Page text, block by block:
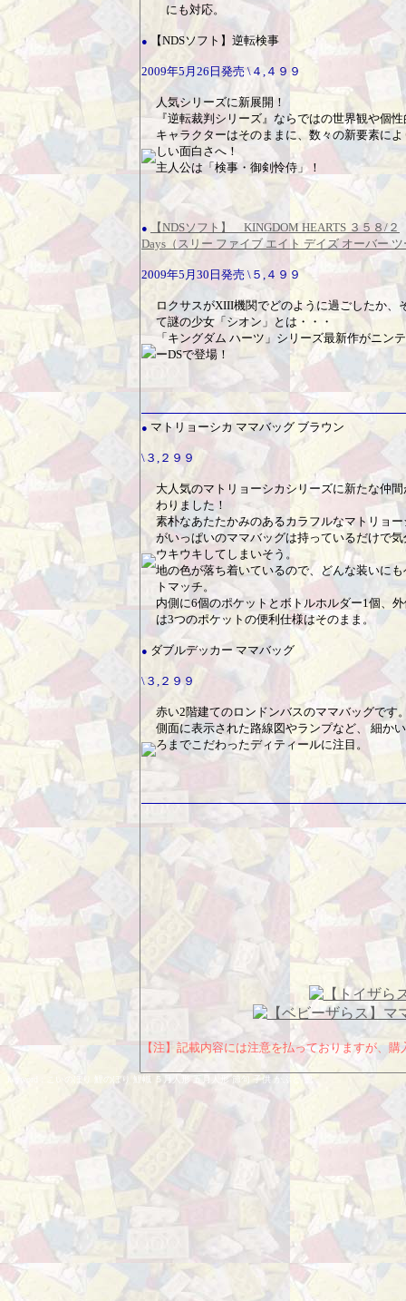
にも対応。
● 【NDSソフト】逆転検事
2009年5月26日発売 \４,４９９
人気シリーズに新展開！
『逆転裁判シリーズ』ならではの世界観や個
キャラクターはそのままに、数々の新要素によ
しい面白さへ！
主人公は「検事・御剣怜侍」！
●
【NDSソフト】 KINGDOM HEARTS ３５８/２
Days（スリー ファイブ エイト デイズ オーバー
2009年5月30日発売 \５,４９９
ロクサスがXIII機関でどのように過ごしたか、
て謎の少女「シオン」とは・・・
「キングダム ハーツ」シリーズ最新作がニン
ーDSで登場！
● マトリョーシカ ママバッグ ブラウン
\３,２９９
大人気のマトリョーシカシリーズに新たな仲間
わりました！
素朴なあたたかみのあるカラフルなマトリョー
がいっぱいのママバッグは持っているだけで気
ウキウキしてしまいそう。
地の色が落ち着いているので、どんな装いにも
トマッチ。
内側に6個のポケットとボトルホルダー1個、
は3つのポケットの便利仕様はそのまま。
● ダブルデッカー ママバッグ
\３,２９９
赤い2階建てのロンドンバスのママバッグです
側面に表示された路線図やランプなど、 細か
ろまでこだわったディティールに注目。
【注】記載内容には注意を払っておりますが、
keyword : こいのぼり 鯉のぼり 鯉幟 ５月人形 五月人形 節句 子供 かぶと 兜